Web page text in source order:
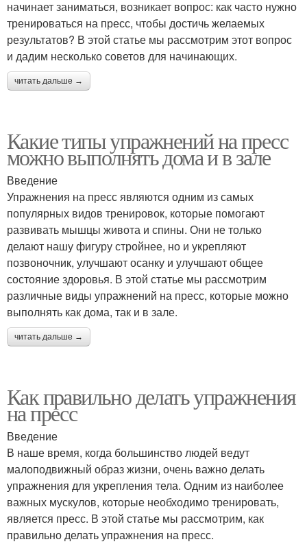
начинает заниматься, возникает вопрос: как часто нужно
тренироваться на пресс, чтобы достичь желаемых
результатов? В этой статье мы рассмотрим этот вопрос
и дадим несколько советов для начинающих.
читать дальше →
Какие типы упражнений на пресс
можно выполнять дома и в зале
Введение
Упражнения на пресс являются одним из самых
популярных видов тренировок, которые помогают
развивать мышцы живота и спины. Они не только
делают нашу фигуру стройнее, но и укрепляют
позвоночник, улучшают осанку и улучшают общее
состояние здоровья. В этой статье мы рассмотрим
различные виды упражнений на пресс, которые можно
выполнять как дома, так и в зале.
читать дальше →
Как правильно делать упражнения
на пресс
Введение
В наше время, когда большинство людей ведут
малоподвижный образ жизни, очень важно делать
упражнения для укрепления тела. Одним из наиболее
важных мускулов, которые необходимо тренировать,
является пресс. В этой статье мы рассмотрим, как
правильно делать упражнения на пресс.